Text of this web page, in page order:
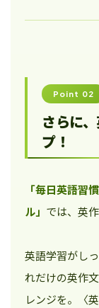
Point 02
さらに
プ！
「毎日英語習
ル」 では、英
英語学習がし
れだけの英作
レンジを。〈